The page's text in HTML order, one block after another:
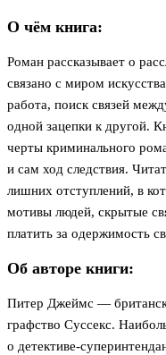
О чём книга:
Роман рассказывает о
связано с миром
работа, поиск связей
одной зацепки к другой.
черты криминального
и сам ход следствия.
лишних отступлений, в
мотивы людей, скрытые
платить за одержимость
Об авторе книги:
Питер Джеймс —
графство Суссекс.
о детективе-